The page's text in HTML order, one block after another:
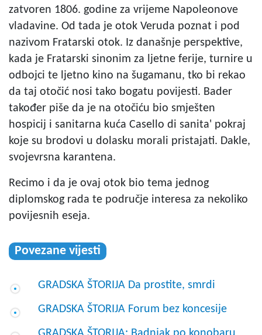
zatvoren 1806. godine za vrijeme Napoleonove
vladavine. Od tada je otok Veruda poznat i pod
nazivom Fratarski otok. Iz današnje perspektive,
kada je Fratarski sinonim za ljetne ferije, turnire u
odbojci te ljetno kino na šugamanu, tko bi rekao
da taj otočić nosi tako bogatu povijesti. Bader
također piše da je na otočiću bio smješten
hospicij i sanitarna kuća Casello di sanita' pokraj
koje su brodovi u dolasku morali pristajati. Dakle,
svojevrsna karantena.
Recimo i da je ovaj otok bio tema jednog
diplomskog rada te područje interesa za nekoliko
povijesnih eseja.
Povezane vijesti
GRADSKA ŠTORIJA Da prostite, smrdi
GRADSKA ŠTORIJA Forum bez koncesije